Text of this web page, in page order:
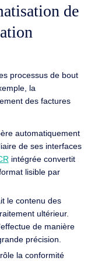
de
processus de bout
la
des factures
automatiquement
de ses interfaces
intégrée convertit
lisible par
le contenu des
ultérieur.
de manière
précision.
la conformité